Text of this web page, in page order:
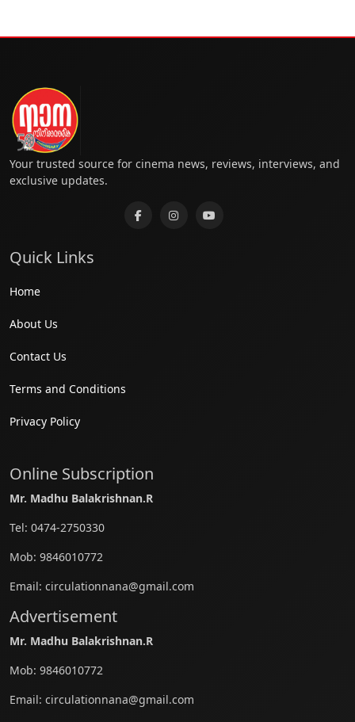
Your trusted source for cinema news, reviews, interviews, and
exclusive updates.
Quick Links
Home
About Us
Contact Us
Terms and Conditions
Privacy Policy
Online Subscription
Mr. Madhu Balakrishnan.R
Tel: 0474-2750330
Mob: 9846010772
Email: circulationnana@gmail.com
Advertisement
Mr. Madhu Balakrishnan.R
Mob: 9846010772
Email: circulationnana@gmail.com